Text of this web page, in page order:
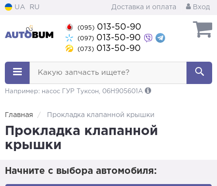
UA RU Доставка и оплата Вход
(095) 013-50-90
(097) 013-50-90
(073) 013-50-90
Какую запчасть ищете?
Например: насос ГУР Туксон, 06H905601A
Главная Прокладка клапанной крышки
Прокладка клапанной
крышки
Начните с выбора автомобиля: